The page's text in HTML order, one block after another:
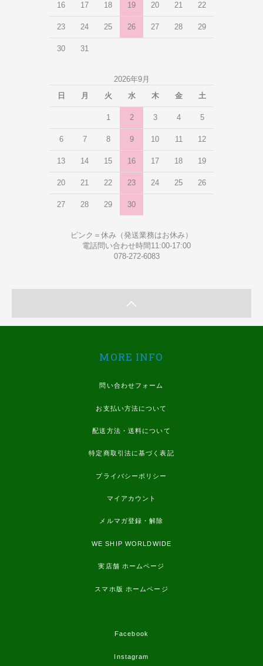
16 17 18 19 20 21 22
23 24 25 26 27 28 29
30 31
2026年9月
日
月 火 水 木 金 土
1 2 3 4 5
6 7 8 9 10 11 12
13 14 15 16 17 18 19
20 21 22 23 24 25 26
27 28 29 30
ピンク＝休み（発送業務はお休み）
電話問い合わせ時間11:00-17:00
078-272-6083
MORE INFO
問い合わせフォーム
お支払い方法について
配送方法・送料について
特定商取引法に基づく表記
プライバシーポリシー
マイアカウント
メルマガ登録・解除
WE SHIP WORLDWIDE
実店舗 ホームページ
スマホ版 ホームページ
Facebook
Instagram